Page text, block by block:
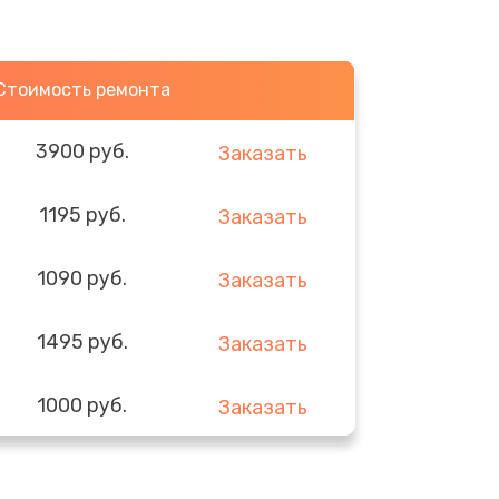
ремонта
3900 руб. Заказать
1195 руб. Заказать
1090 руб. Заказать
1495 руб. Заказать
1000 руб. Заказать